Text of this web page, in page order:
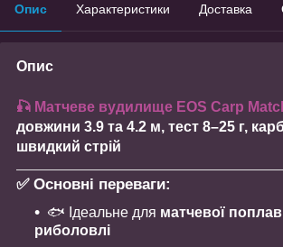
Опис Характеристики Доставка
Опис
🎣 Матчеве вудилище EOS Carp
довжини 3.9 та 4.2 м, тест 8–25 г,
швидкий стрій
✅ Основні переваги:
🐟 Ідеальне для матчевої
риболовлі